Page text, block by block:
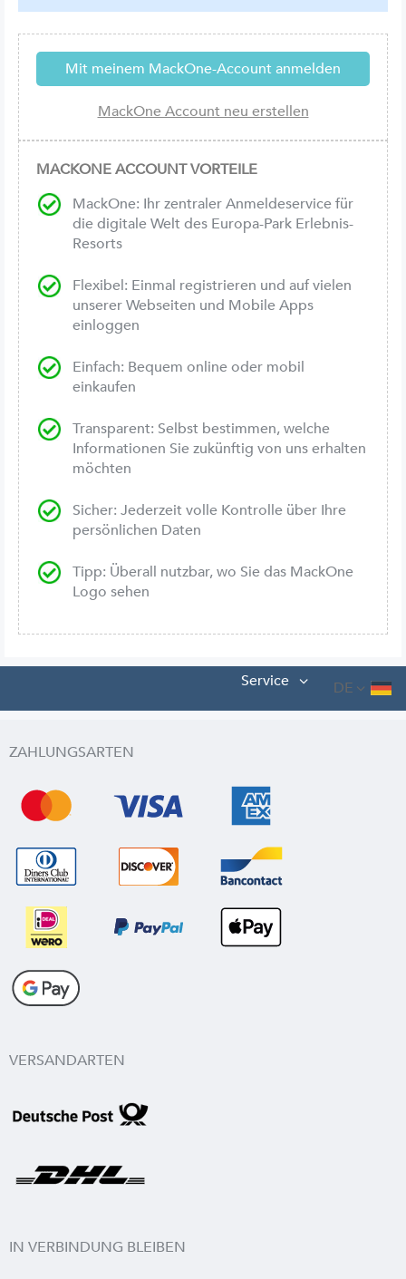
MACKONE ACCOUNT VORTEILE
MackOne: Ihr zentraler Anmeldeservice für
die digitale Welt des Europa-Park Erlebnis-
Resorts
Flexibel: Einmal registrieren und auf vielen
unserer Webseiten und Mobile Apps
einloggen
Einfach: Bequem online oder mobil
einkaufen
Transparent: Selbst bestimmen, welche
Informationen Sie zukünftig von uns erhalten
möchten
Sicher: Jederzeit volle Kontrolle über Ihre
persönlichen Daten
Tipp: Überall nutzbar, wo Sie das MackOne
Logo sehen
DE
Service
ZAHLUNGSARTEN
VERSANDARTEN
IN VERBINDUNG BLEIBEN